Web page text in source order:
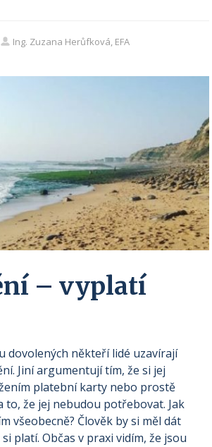
Ing. Zuzana Herůfková, EFA
– vyplatí
dovolených někteří lidé uzavírají
Jiní argumentují tím, že si jej
platební karty nebo prostě
to, že jej nebudou potřebovat. Jak
všeobecně? Člověk by si měl dát
platí. Občas v praxi vidím, že jsou